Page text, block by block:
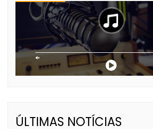
ÚLTIMAS NOTÍCIAS